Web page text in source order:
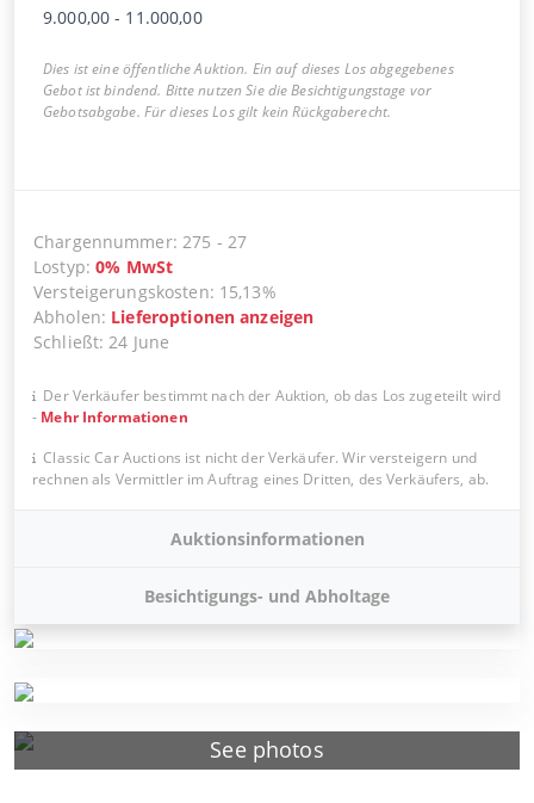
See photos
9.000,00 - 11.000,00
Dies ist eine öffentliche Auktion. Ein auf dieses Los abgegebenes
Gebot ist bindend. Bitte nutzen Sie die Besichtigungstage vor
Gebotsabgabe. Für dieses Los gilt kein Rückgaberecht.
Chargennummer:275 - 27
Lostyp:0% MwSt
Versteigerungskosten: 15,13%
Abholen: Lieferoptionen anzeigen
Schließt:24 June
Der Verkäufer bestimmt nach der Auktion, ob das Los zugeteilt wird
- Mehr Informationen
Classic Car Auctions ist nicht der Verkäufer. Wir versteigern und
rechnen als Vermittler im Auftrag eines Dritten, des Verkäufers, ab.
Auktionsinformationen
Besichtigungs- und Abholtage